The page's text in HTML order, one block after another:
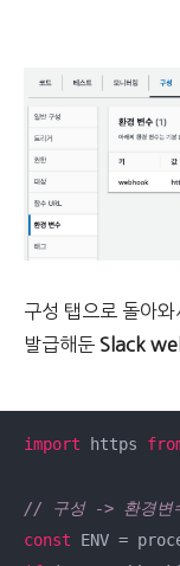
구성 탭으로 돌아
발급해둔 Slack
import https
// 구성 -> 환경변
const